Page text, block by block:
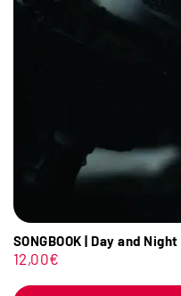
SONGBOOK | Day and
12,00€